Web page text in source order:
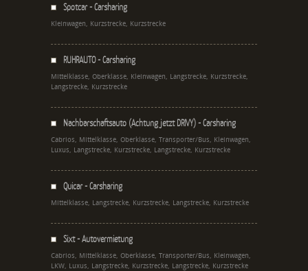
Spotcar - Carsharing
Kleinwagen, Kurzstrecke, Kurzstrecke
RUHRAUTO - Carsharing
Mittelklasse, Oberklasse, Kleinwagen, Langstrecke, Kurzstrecke,
Langstrecke, Kurzstrecke
Nachbarschaftsauto (Achtung jetzt DRIVY) - Carsharing
Cabrios, Mittelklasse, Oberklasse, Transporter/Bus, Kleinwagen,
Luxus, Langstrecke, Kurzstrecke, Langstrecke, Kurzstrecke
Quicar - Carsharing
Mittelklasse, Langstrecke, Kurzstrecke, Langstrecke, Kurzstrecke
Sixt - Autovermietung
Cabrios, Mittelklasse, Oberklasse, Transporter/Bus, Kleinwagen,
LKW, Luxus, Langstrecke, Kurzstrecke, Langstrecke, Kurzstrecke